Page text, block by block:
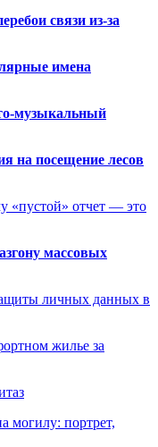
связи из-за
имена
музыкальный
на посещение лесов
«пустой» отчет — это
массовых
личных данных в
жилье за
могилу: портрет,